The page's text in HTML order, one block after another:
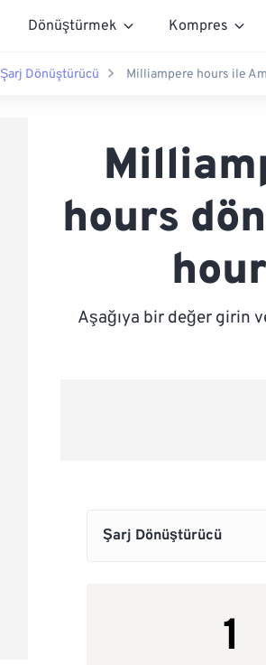
Dönüştürmek Kompres
Şarj Dönüştürücü Milliampere hours ile
hours
Aşağıya bir değer girin